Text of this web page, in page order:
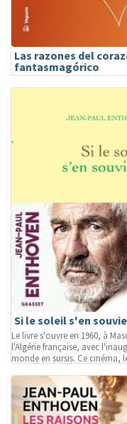
Las razones del
fantasmagórico
Si le soleil s'en
Le livre s'ouvre en 1960, à
l'Algérie française, avec
monde en sursis. Ce cinéma,